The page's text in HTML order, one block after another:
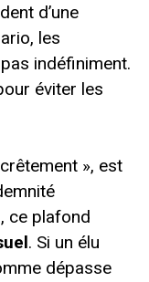
d’une
les
indéfiniment.
éviter les
», est
ce plafond
. Si un élu
dépasse